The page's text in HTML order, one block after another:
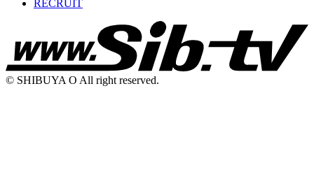
RECRUIT
© SHIBUYA O All right reserved.